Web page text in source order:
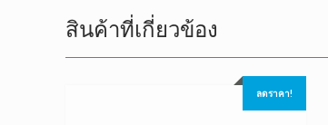
สินค้าที่เกี่ยวข้อง
ลดราคา!